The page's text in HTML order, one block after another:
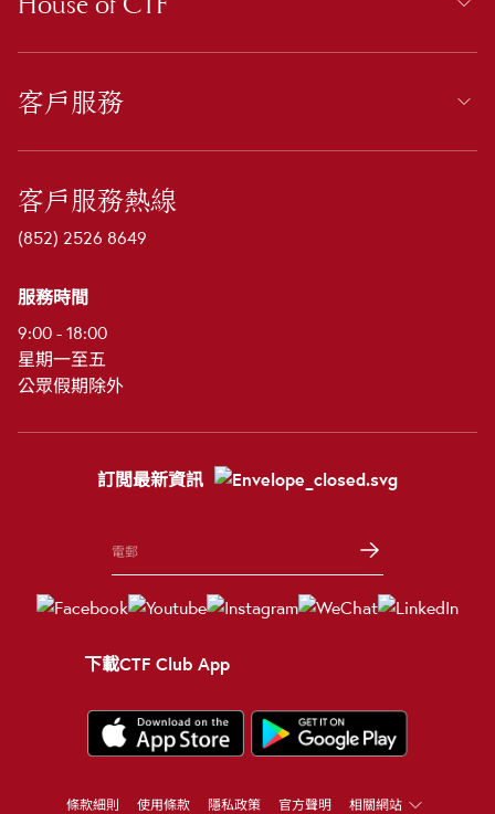
客戶服務
客戶服務熱線
(852) 2526 8649
服務時間
9:00 - 18:00
星期一至五
公眾假期除外
訂閲最新資訊
下載CTF Club App
條款細則 使用條款 隱私政策 官方聲明 相關網站